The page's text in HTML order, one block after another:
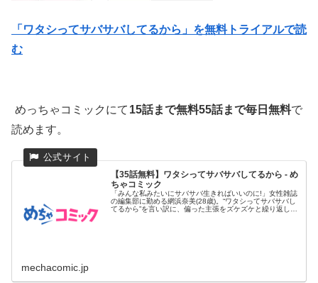
「ワタシってサバサバしてるから」を無料トライアルで読
む
めっちゃコミックにて 15話まで無料55話まで毎日無料で
読めます。
【35話無料】ワタシってサバサバしてるから - め
ちゃコミック
「みんな私みたいにサバサバ生きればいいのに!」女性雑誌
の編集部に勤める網浜奈美(28歳)。“ワタシってサバサバし
てるから”を言い訳に、偏った主張をズケズケと繰り返し、
mechacomic.jp